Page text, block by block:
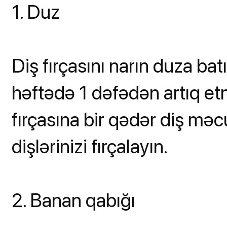
1. Duz
Diş fırçasını narın duza
həftədə 1 dəfədən artıq
fırçasına bir qədər diş
dişlərinizi fırçalayın.
2. Banan qabığı